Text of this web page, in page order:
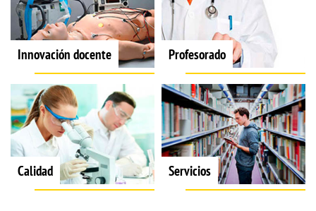
Innovación docente Profesorado
Calidad Servicios